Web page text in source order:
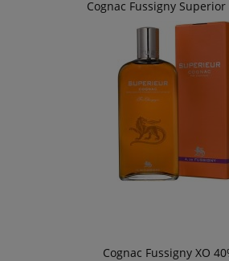
Cognac Fussigny Superior
Cognac Fussigny XO